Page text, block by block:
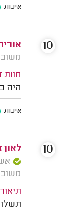
איכות
משוב: 04/12/2024
חוות
היה
איכות
10
לאון
משוב: 18/02/2024
10